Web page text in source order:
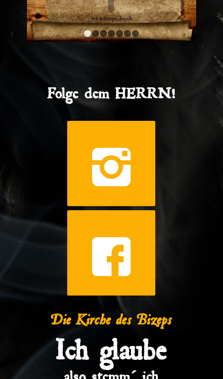
2 3 4 5 6 7
Folge dem HERRN!
Die Kirche des Bizeps
Ich glaube
also stemm´ ich